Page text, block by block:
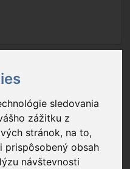
sledovania
zážitku z
stránok, na to,
prispôsobený obsah
návštevnosti